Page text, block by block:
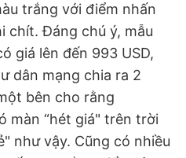
trắng với điểm nhấn
chít. Đáng chú ý, mẫu
giá lên đến 993 USD,
dân mạng chia ra 2
bên cho rằng
màn “hét giá" trên trời
như vậy. Cũng có nhiều